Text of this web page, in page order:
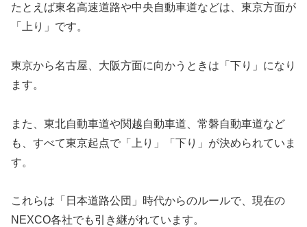
たとえば東名高速道路や中央自動車道などは、東京方面が
「上り」です。
東京から名古屋、大阪方面に向かうときは「下り」になり
ます。
また、東北自動車道や関越自動車道、常磐自動車道など
も、すべて東京起点で「上り」「下り」が決められていま
す。
これらは「日本道路公団」時代からのルールで、現在の
NEXCO各社でも引き継がれています。